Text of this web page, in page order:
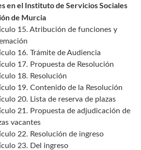
en el Instituto de Servicios Sociales
de Murcia
15. Atribución de funciones y
16. Trámite de Audiencia
17. Propuesta de Resolución
18. Resolución
19. Contenido de la Resolución
20. Lista de reserva de plazas
21. Propuesta de adjudicación de
vacantes
22. Resolución de ingreso
23. Del ingreso